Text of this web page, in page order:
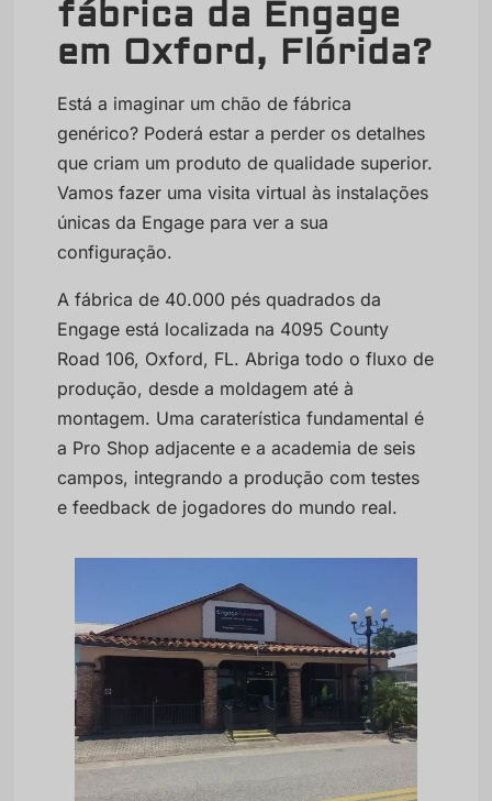
fábrica da Engage
em Oxford, Flórida?
Está a imaginar um chão de fábrica
genérico? Poderá estar a perder os detalhes
que criam um produto de qualidade superior.
Vamos fazer uma visita virtual às instalações
únicas da Engage para ver a sua
configuração.
A fábrica de 40.000 pés quadrados da
Engage está localizada na 4095 County
Road 106, Oxford, FL. Abriga todo o fluxo de
produção, desde a moldagem até à
montagem. Uma caraterística fundamental é
a Pro Shop adjacente e a academia de seis
campos, integrando a produção com testes
e feedback de jogadores do mundo real.